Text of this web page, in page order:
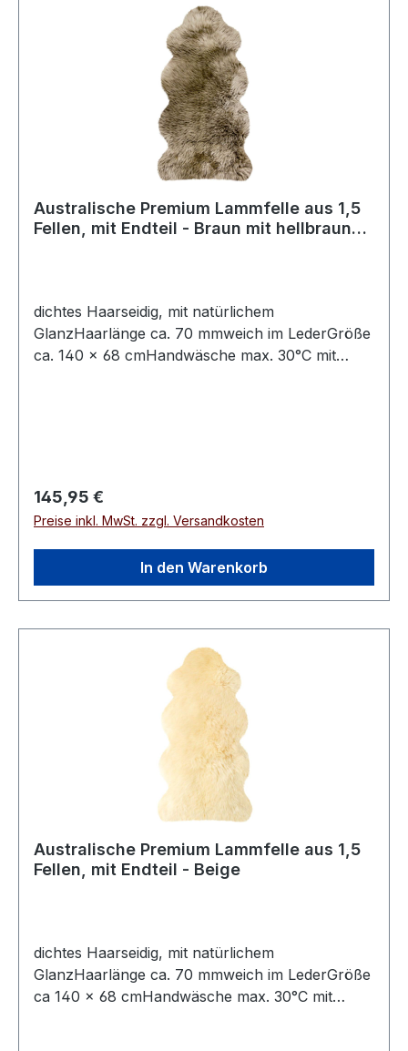
Australische Premium Lammfelle aus 1,5
Fellen, mit Endteil - Braun mit hellbraunen
dichtes Haarseidig, mit natürlichem
GlanzHaarlänge ca. 70 mmweich im LederGröße
ca. 140 × 68 cmHandwäsche max. 30°C mit
Regulärer Preis:
145,95 €
Preise inkl. MwSt. zzgl. Versandkosten
In den Warenkorb
Australische Premium Lammfelle aus 1,5
Fellen, mit Endteil - Beige
dichtes Haarseidig, mit natürlichem
GlanzHaarlänge ca. 70 mmweich im LederGröße
ca 140 × 68 cmHandwäsche max. 30°C mit